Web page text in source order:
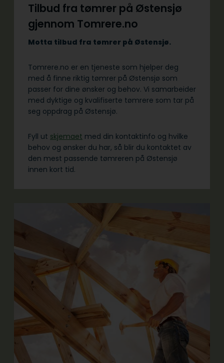
Tilbud fra tømrer på Østensjø
gjennom Tomrere.no
Motta tilbud fra tømrer på Østensjø.
Tomrere.no er en tjeneste som hjelper deg
med å finne riktig tømrer på Østensjø som
passer for dine ønsker og behov. Vi samarbeider
med dyktige og kvalifiserte tømrere som tar på
seg oppdrag på Østensjø.
Fyll ut skjemaet med din kontaktinfo og hvilke
behov og ønsker du har, så blir du kontaktet av
den mest passende tømreren på Østensjø
innen kort tid.